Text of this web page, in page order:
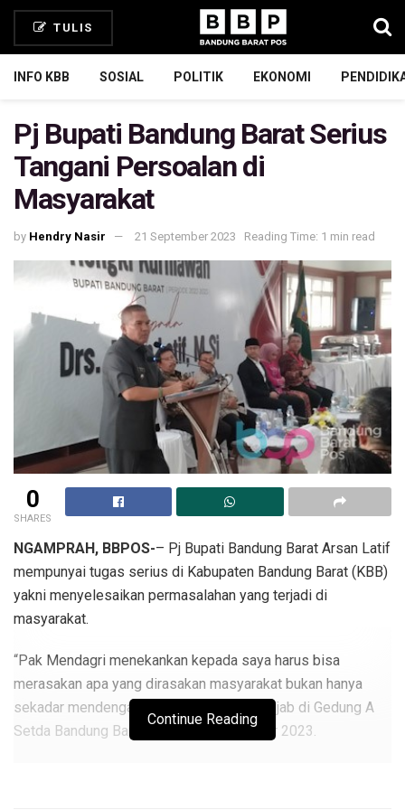
TULIS
INFO KBB SOSIAL POLITIK EKONOMI
Pj Bupati Bandung Barat Serius
Tangani Persoalan di
Masyarakat
by Hendry Nasir 21 September 2023 Reading Time: 1 min read
0
SHARES
NGAMPRAH, BBPOS-– Pj Bupati Bandung Barat Arsan Latif
mempunyai tugas serius di Kabupaten Bandung Barat (KBB)
yakni menyelesaikan permasalahan yang terjadi di
masyarakat.
“Pak Mendagri menekankan kepada saya harus bisa
merasakan apa yang dirasakan masyarakat bukan hanya
sekadar mendengar,” kata Arsan usai sertijab di Gedung A
Setda Bandung Barat Rabu 20 September 2023.
Continue Reading